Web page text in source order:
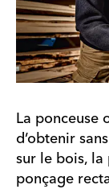
La ponceuse
d’obtenir
sur le bois,
ponçage